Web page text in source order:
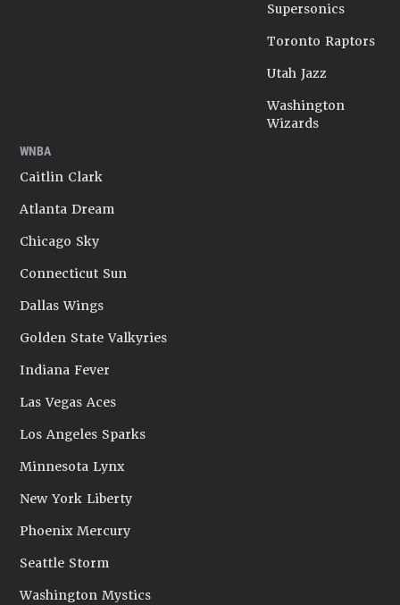
Supersonics
Toronto Raptors
Utah Jazz
Washington
Wizards
WNBA
Caitlin Clark
Atlanta Dream
Chicago Sky
Connecticut Sun
Dallas Wings
Golden State Valkyries
Indiana Fever
Las Vegas Aces
Los Angeles Sparks
Minnesota Lynx
New York Liberty
Phoenix Mercury
Seattle Storm
Washington Mystics